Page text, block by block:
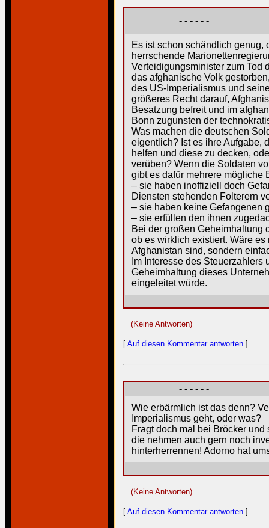
- - - - - -
Es ist schon schändlich
herrschende
Verteidigungsminister zum Tod
das afghanische Volk
des US-Imperialismus und
größeres Recht darauf,
Besatzung befreit und im
Bonn zugunsten der
Was machen die deutschen
eigentlich? Ist es ihre Aufgabe,
helfen und diese zu decken,
verüben? Wenn die Soldaten
gibt es dafür mehrere mögliche
– sie haben inoffiziell doch
Diensten stehenden Folterern
– sie haben keine Gefangenen
– sie erfüllen den ihnen
Bei der großen Geheimhaltung
ob es wirklich existiert. Wäre
Afghanistan sind, sondern
Im Interesse des
Geheimhaltung dieses
eingeleitet würde.
(Keine Antworten)
[ Auf diesen Kommentar antworten ]
- - - - - -
Wie erbärmlich ist das denn?
Imperialismus geht, oder was?
Fragt doch mal bei Bröcker
die nehmen auch gern noch
hinterherrennen! Adorno hat
(Keine Antworten)
[ Auf diesen Kommentar antworten ]